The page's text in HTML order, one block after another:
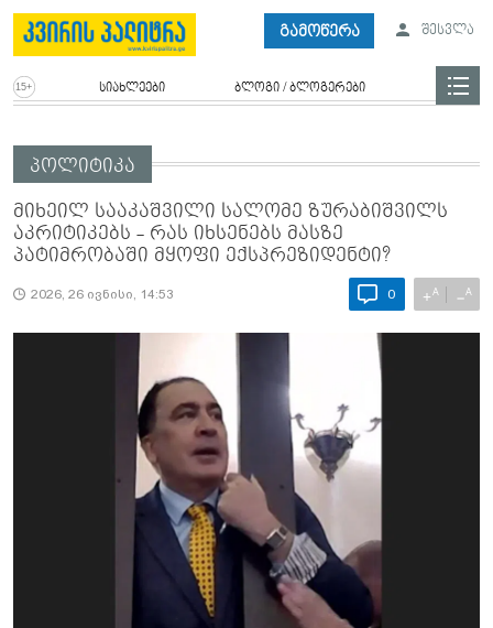
გამოწერა შესვლა
სიახლეები ბლოგი / ბლოგერები
პოლიტიკა
მიხეილ სააკაშვილი სალომე ზურაბიშვილს
აკრიტიკებს - რას იხსენებს მასზე
პატიმრობაში მყოფი ექსპრეზიდენტი?
2026, 26 ივნისი, 14:53 0 +A −A